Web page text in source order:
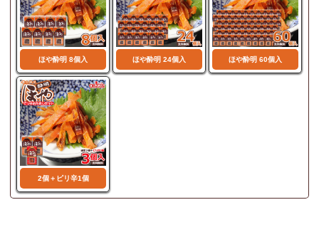
ほや酔明 8個入 ほや酔明 24個入 ほや酔明 60個入
2個＋ピリ辛1個